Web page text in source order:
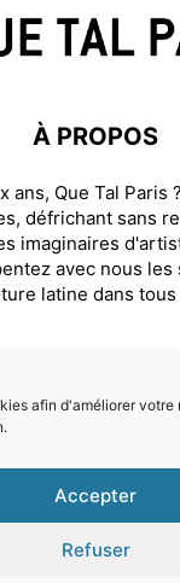
À PROPOS
ans, Que Tal Paris
défrichant sans
imaginaires
avec nous
latine dans tous
Facebook
© Que Tal Paris ? 2026
afin d'améliorer
Accepter
Refuser